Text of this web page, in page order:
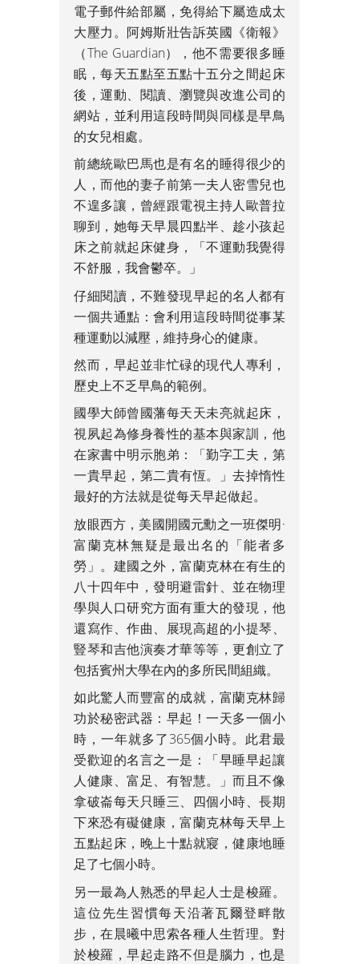
電子郵件給部屬，免得給下屬造成太
大壓力。阿姆斯壯告訴英國《衛報》
（The Guardian），他不需要很多睡
眠，每天五點至五點十五分之間起床
後，運動、閱讀、瀏覽與改進公司的
網站，並利用這段時間與同樣是早鳥
的女兒相處。
前總統歐巴馬也是有名的睡得很少的
人，而他的妻子前第一夫人密雪兒也
不遑多讓，曾經跟電視主持人歐普拉
聊到，她每天早晨四點半、趁小孩起
床之前就起床健身，「不運動我覺得
不舒服，我會鬱卒。」
仔細閱讀，不難發現早起的名人都有
一個共通點：會利用這段時間從事某
種運動以減壓，維持身心的健康。
然而，早起並非忙碌的現代人專利，
歷史上不乏早鳥的範例。
國學大師曾國藩每天天未亮就起床，
視夙起為修身養性的基本與家訓，他
在家書中明示胞弟：「勤字工夫，第
一貴早起，第二貴有恆。」去掉惰性
最好的方法就是從每天早起做起。
放眼西方，美國開國元勳之一班傑明·
富蘭克林無疑是最出名的「能者多
勞」。建國之外，富蘭克林在有生的
八十四年中，發明避雷針、並在物理
學與人口研究方面有重大的發現，他
還寫作、作曲、展現高超的小提琴、
豎琴和吉他演奏才華等等，更創立了
包括賓州大學在內的多所民間組織。
如此驚人而豐富的成就，富蘭克林歸
功於秘密武器：早起！一天多一個小
時，一年就多了365個小時。此君最
受歡迎的名言之一是：「早睡早起讓
人健康、富足、有智慧。」而且不像
拿破崙每天只睡三、四個小時、長期
下來恐有礙健康，富蘭克林每天早上
五點起床，晚上十點就寢，健康地睡
足了七個小時。
另一最為人熟悉的早起人士是梭羅。
這位先生習慣每天沿著瓦爾登畔散
步，在晨曦中思索各種人生哲理。對
於梭羅，早起走路不但是腦力，也是